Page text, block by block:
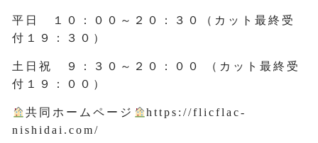
平日 １０：００～２０：３０（カット最終受
付１９：３０）
土日祝 ９：３０～２０：００ （カット最終受
付１９：００）
共同ホームページ
https://flicflac-
nishidai.com/